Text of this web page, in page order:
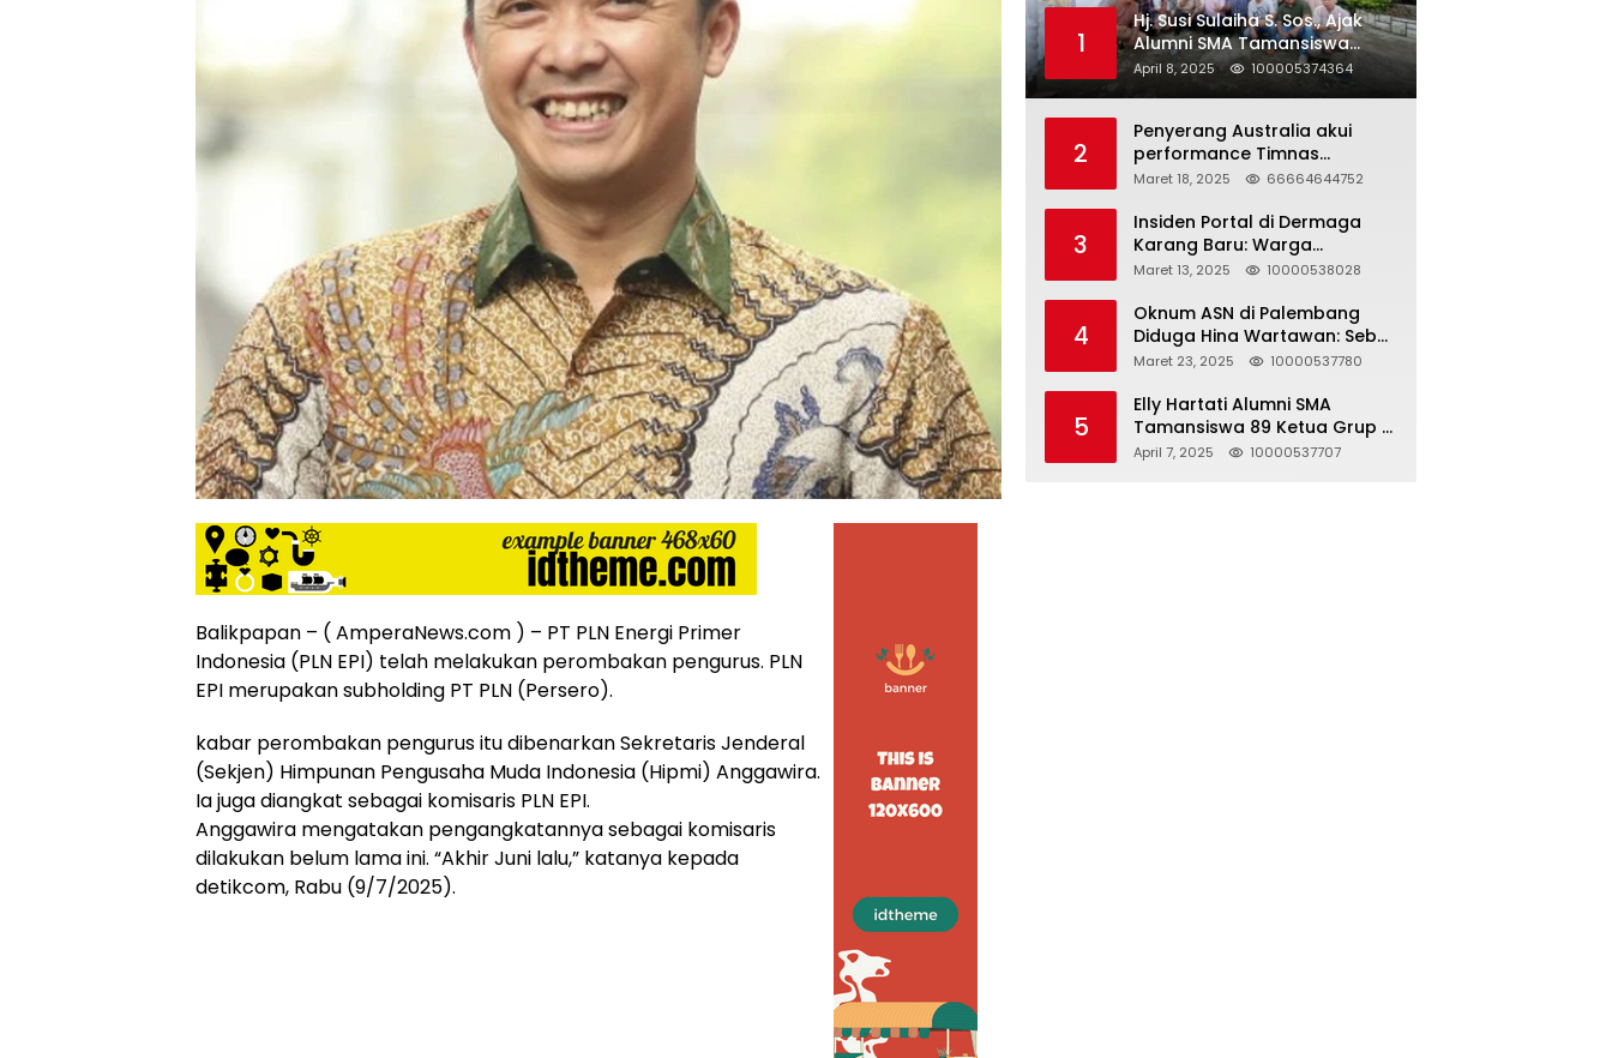
eksklusif,
trendi,
mengandung
unsur
bebas
SARA,
narkoba
dan
berita
asusila
Media
Cetak
dan
Online
Ampera
News
Balikpapan – ( AmperaNews.com ) – PT PLN Energi Primer
Indonesia (PLN EPI) telah melakukan perombakan pengurus. PLN
EPI merupakan subholding PT PLN (Persero).
kabar perombakan pengurus itu dibenarkan Sekretaris Jenderal
(Sekjen) Himpunan Pengusaha Muda Indonesia (Hipmi) Anggawira.
Ia juga diangkat sebagai komisaris PLN EPI.
Anggawira mengatakan pengangkatannya sebagai komisaris
dilakukan belum lama ini. “Akhir Juni lalu,” katanya kepada
detikcom, Rabu (9/7/2025).
1
Hj. Susi Sulaiha S. Sos., Ajak
Alumni SMA Tamansiswa
Palembang Angkatan 91 Halal
Bihalal
April 8, 2025 100005374364
2
Penyerang Australia akui
performance Timnas
Indonesia
Maret 18, 2025 66664644752
3
Insiden Portal di Dermaga
Karang Baru: Warga
Klarifikasi dan Kritik
Akurat
Maret 13, 2025 10000538028
4
Oknum ASN di Palembang
Diduga Hina Wartawan: Sebut
Profesi Jurnalis Hanya
Berujung Dugaan
Pelanggaran UU ITE!
Maret 23, 2025 10000537780
5
Elly Hartati Alumni SMA
Tamansiswa 89 Ketua Grup S
4 Laksanakan Giat
April 7, 2025 10000537707